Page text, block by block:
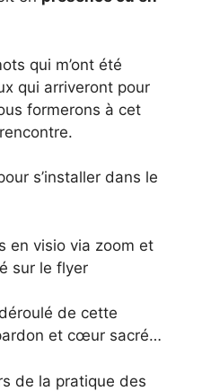
qui m’ont été
qui arriveront pour
formerons à cet
s’installer dans le
en visio via zoom et
sur le flyer
de cette
et cœur sacré…
de la pratique des